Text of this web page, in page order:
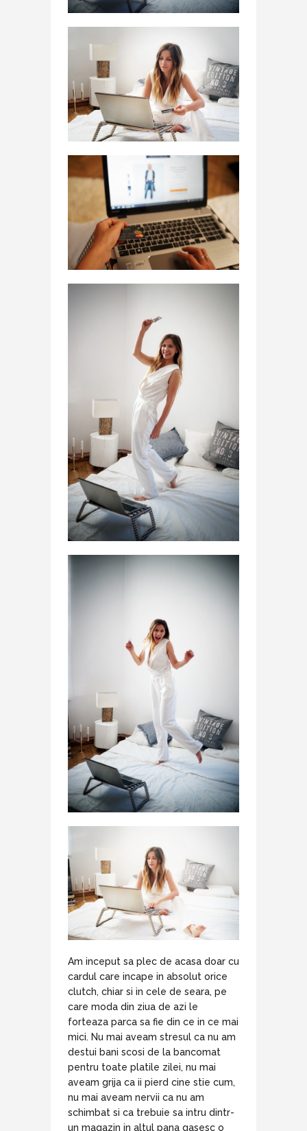
Am inceput sa plec de acasa doar cu
cardul care incape in absolut orice
clutch, chiar si in cele de seara, pe
care moda din ziua de azi le
forteaza parca sa fie din ce in ce mai
mici. Nu mai aveam stresul ca nu am
destui bani scosi de la bancomat
pentru toate platile zilei, nu mai
aveam grija ca ii pierd cine stie cum,
nu mai aveam nervii ca nu am
schimbat si ca trebuie sa intru dintr-
un magazin in altul pana gasesc o